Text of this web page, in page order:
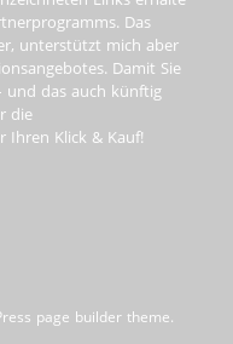
Das
unterstützt mich aber
Damit Sie
und das auch künftig
die
Ihren Klick & Kauf!
page builder theme.